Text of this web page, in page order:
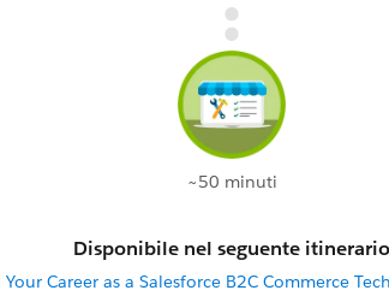
~50 minuti
Disponibile nel seguente itinerario
Career as a Salesforce B2C Commerce